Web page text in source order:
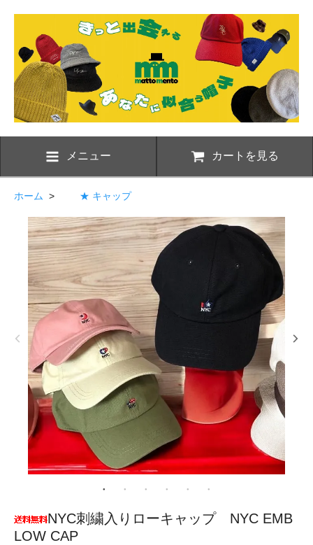
メニュー カートを見る
ホーム > ★ キャップ
NYC刺繍入りローキャップ NYC EMB
LOW CAP